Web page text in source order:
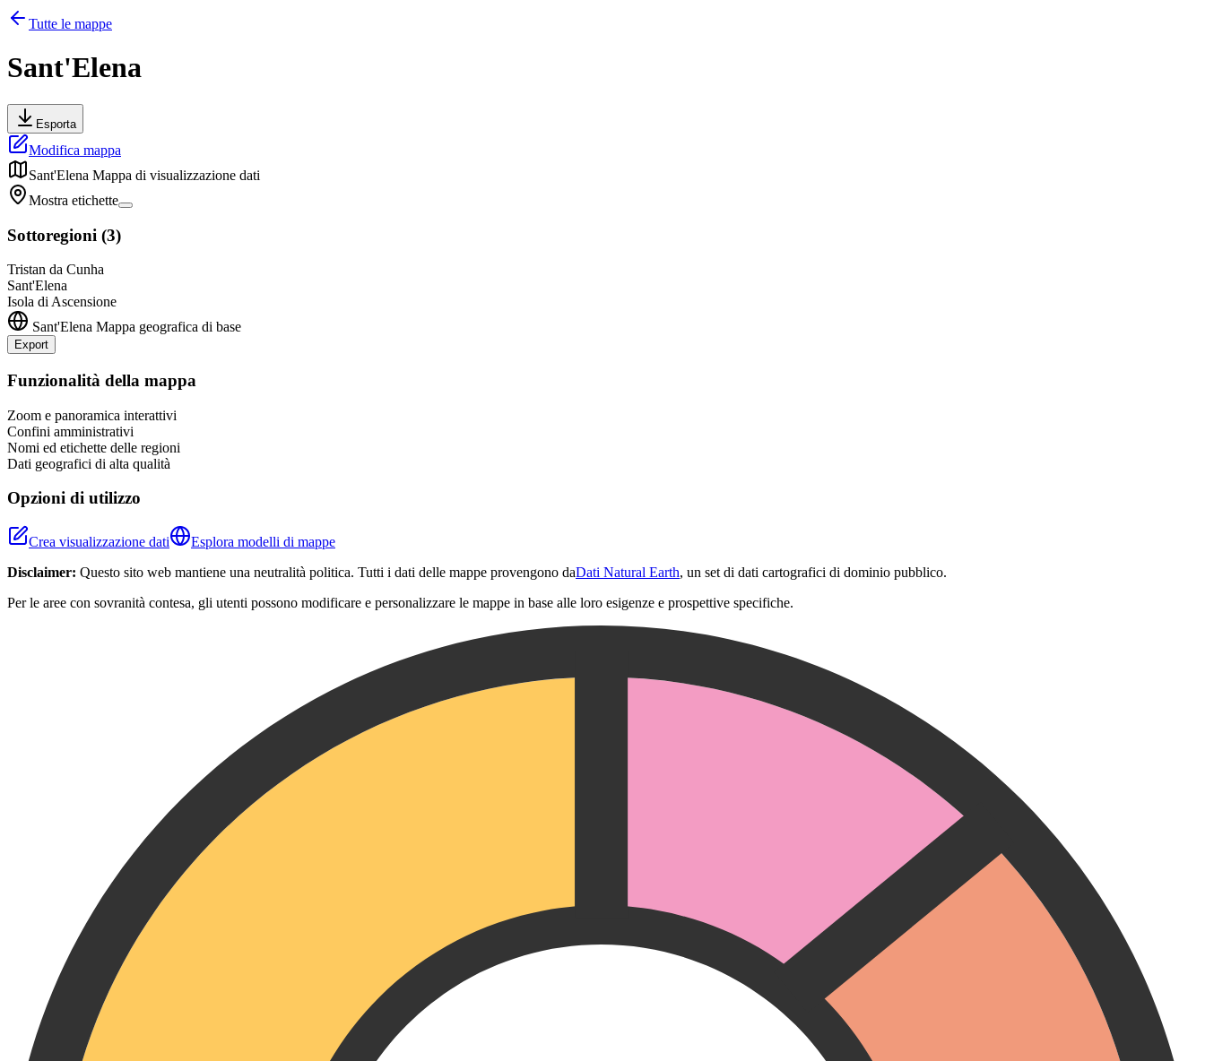
Tutte le mappe
Sant'Elena
Esporta
Modifica mappa
Sant'Elena Mappa di visualizzazione dati
Mostra etichette
Sottoregioni (3)
Tristan da Cunha
Sant'Elena
Isola di Ascensione
Sant'Elena Mappa geografica di base
Export
+
Funzionalità della mappa
Zoom e panoramica interattivi
Confini amministrativi
Nomi ed etichette delle regioni
Dati geografici di alta qualità
Opzioni di utilizzo
Crea visualizzazione dati
Esplora modelli di mappe
Disclaimer: Questo sito web mantiene una neutralità politica. Tutti i dati delle mappe provengono daDati Natural Earth, un set di dati cartografici di dominio pubblico.
Per le aree con sovranità contesa, gli utenti possono modificare e personalizzare le mappe in base alle loro esigenze e prospettive specifiche.